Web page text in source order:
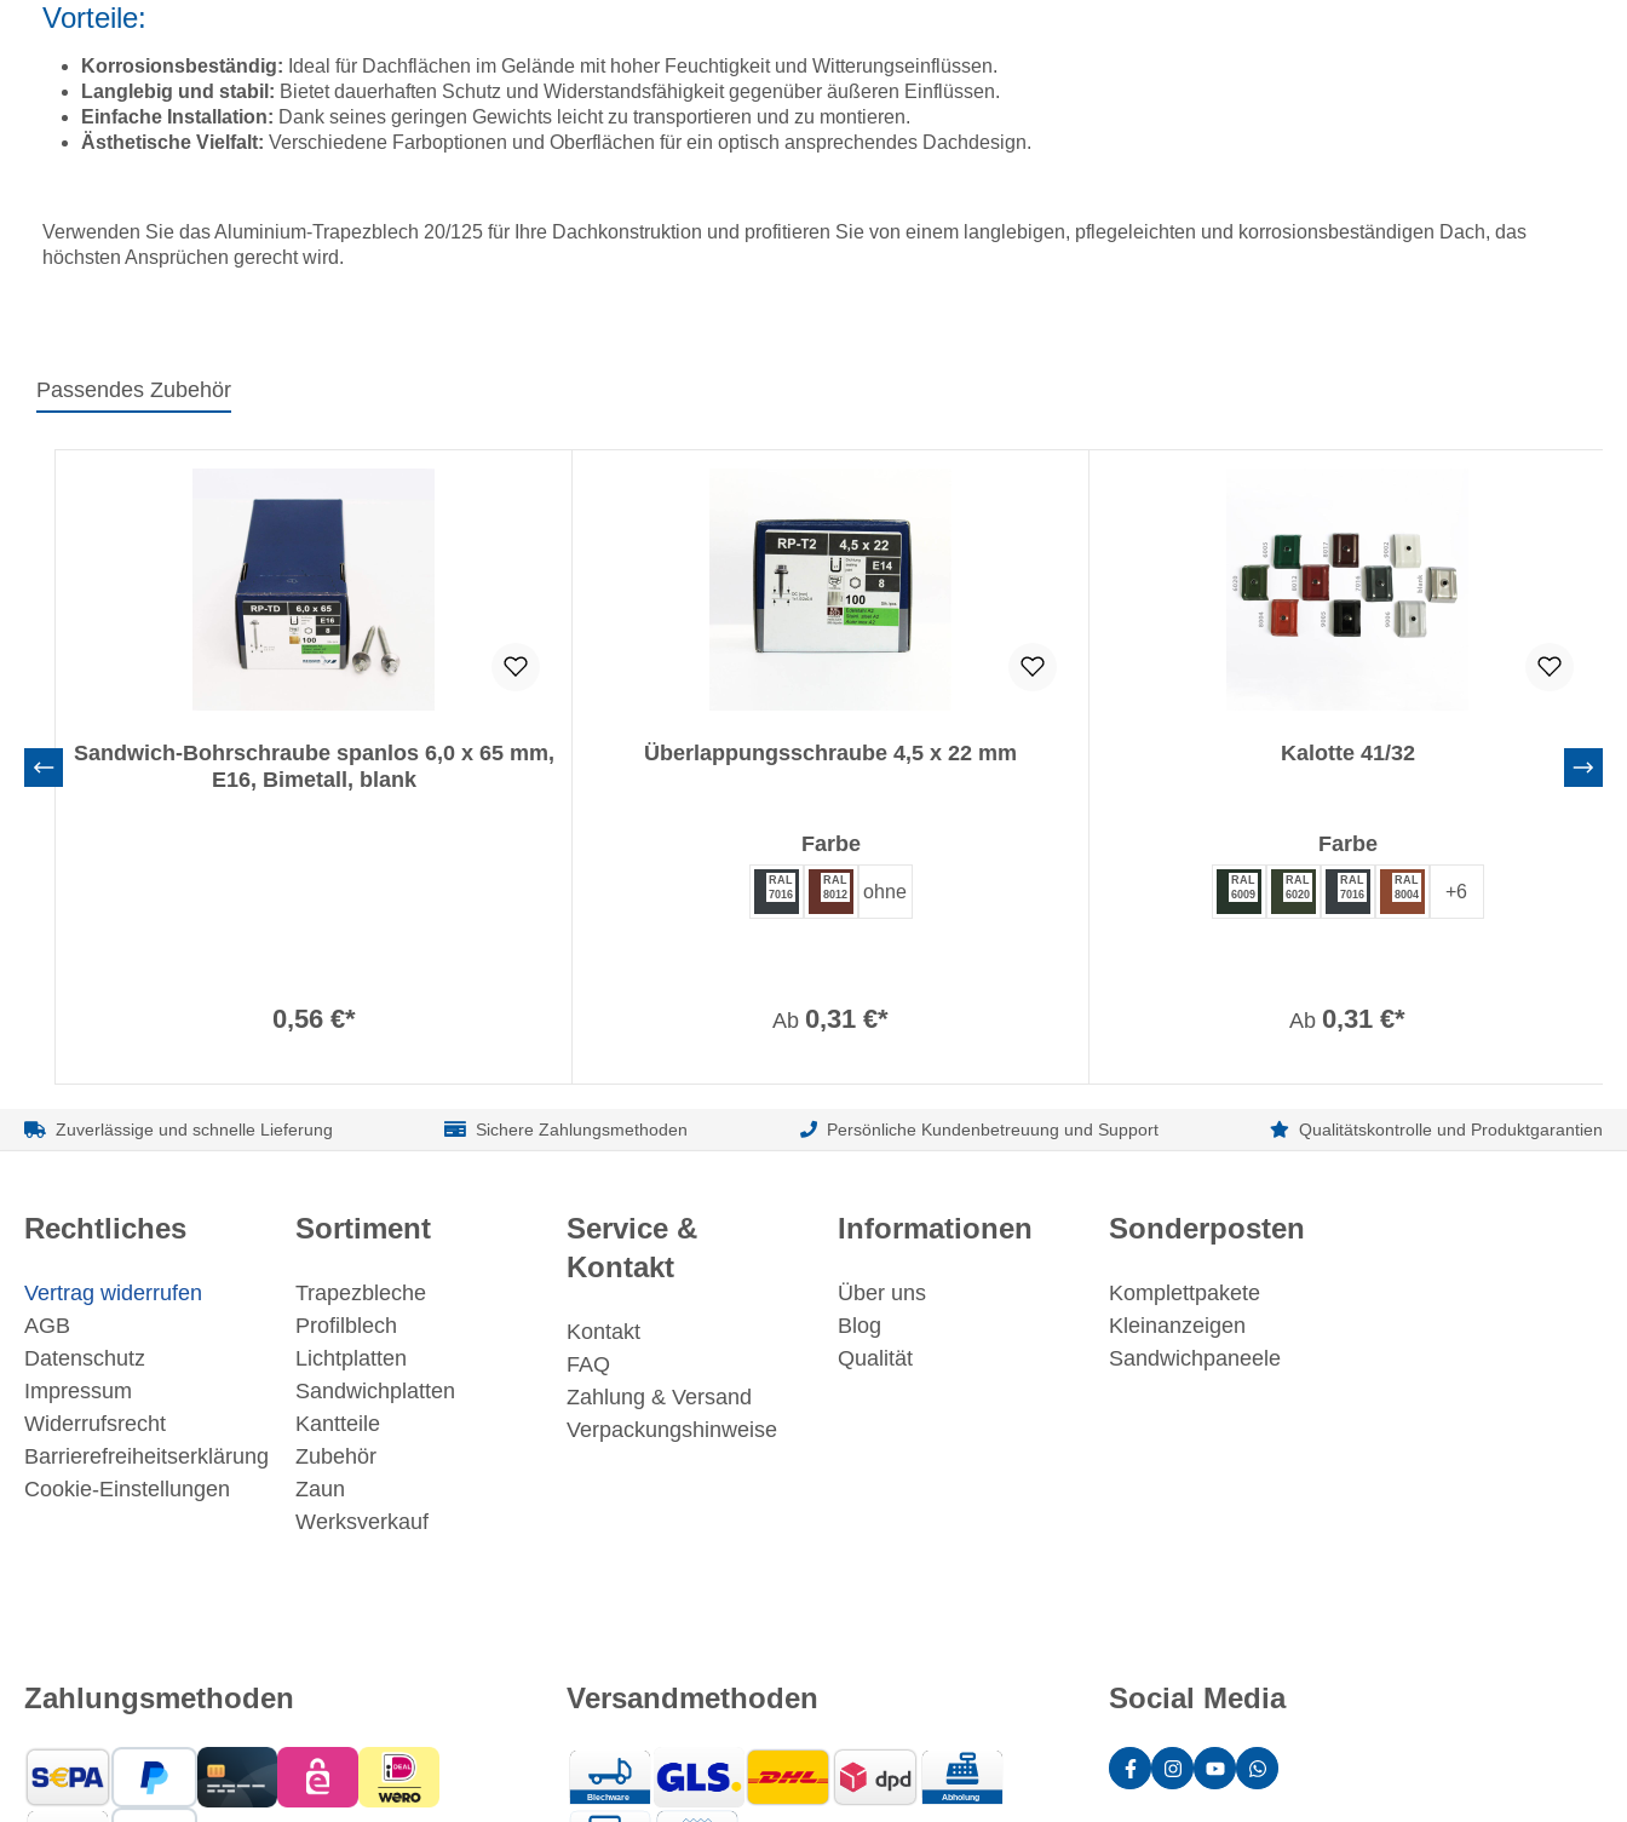
Vorteile:
Korrosionsbeständig: Ideal für Dachflächen im Gelände mit hoher Feuchtigkeit und Witterungseinflüssen.
Langlebig und stabil: Bietet dauerhaften Schutz und Widerstandsfähigkeit gegenüber äußeren Einflüssen.
Einfache Installation: Dank seines geringen Gewichts leicht zu transportieren und zu montieren.
Ästhetische Vielfalt: Verschiedene Farboptionen und Oberflächen für ein optisch ansprechendes Dachdesign.
Verwenden Sie das Aluminium-Trapezblech 20/125 für Ihre Dachkonstruktion und profitieren Sie von einem langlebigen, pflegeleichten und korrosionsbeständigen Dach, das
höchsten Ansprüchen gerecht wird.
Passendes Zubehör
Sandwich-Bohrschraube spanlos 6,0 x 65 mm,
E16, Bimetall, blank
0,56 €*
Überlappungsschraube 4,5 x 22 mm
Farbeauswählen
RAL
7016
RAL
8012
ohne
Ab 0,31 €*
Kalotte 41/32
Farbeauswählen
RAL
6009
RAL
6020
RAL
7016
RAL
8004
+6
Ab 0,31 €*
Zuverlässige und schnelle Lieferung Sichere Zahlungsmethoden Persönliche Kundenbetreuung und Support Qualitätskontrolle und Produktgarantien
Rechtliches
Vertrag widerrufen
AGB
Datenschutz
Impressum
Widerrufsrecht
Barrierefreiheitserklärung
Cookie-Einstellungen
Sortiment
Trapezbleche
Profilblech
Lichtplatten
Sandwichplatten
Kantteile
Zubehör
Zaun
Werksverkauf
Service &
Kontakt
Kontakt
FAQ
Zahlung & Versand
Verpackungshinweise
Informationen
Über uns
Blog
Qualität
Sonderposten
Komplettpakete
Kleinanzeigen
Sandwichpaneele
Zahlungsmethoden Versandmethoden Social Media